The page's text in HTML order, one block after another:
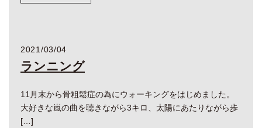
2021/03/04
ランニング
11月末から骨粗鬆症の為にウォーキングをはじめました。
大好きな嵐の曲を聴きながら3キロ、太陽にあたりながら歩
[…]